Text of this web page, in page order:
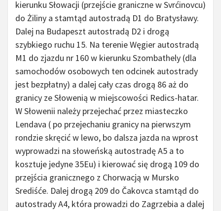
kierunku Słowacji (przejście graniczne w Svrćinovcu)
do Żiliny a stamtąd autostradą D1 do Bratysławy.
Dalej na Budapeszt autostradą D2 i drogą
szybkiego ruchu 15. Na terenie Węgier autostradą
M1 do zjazdu nr 160 w kierunku Szombathely (dla
samochodów osobowych ten odcinek autostrady
jest bezpłatny) a dalej cały czas drogą 86 aż do
granicy ze Słowenią w miejscowości Redics-hatar.
W Słowenii należy przejechać przez miasteczko
Lendava ( po przejechaniu granicy na pierwszym
rondzie skręcić w lewo, bo dalsza jazda na wprost
wyprowadzi na słoweńską autostradę A5 a to
kosztuje jedyne 35Eu) i kierować się drogą 109 do
przejścia granicznego z Chorwacją w Mursko
Srediśće. Dalej drogą 209 do Čakovca stamtąd do
autostrady A4, która prowadzi do Zagrzebia a dalej